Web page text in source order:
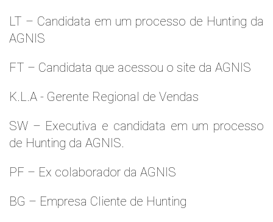
LT – Candidata em um processo de Hunting da
AGNIS
FT – Candidata que acessou o site da AGNIS
K.L.A - Gerente Regional de Vendas
SW – Executiva e candidata em um processo
de Hunting da AGNIS.
PF – Ex colaborador da AGNIS
BG – Empresa Cliente de Hunting